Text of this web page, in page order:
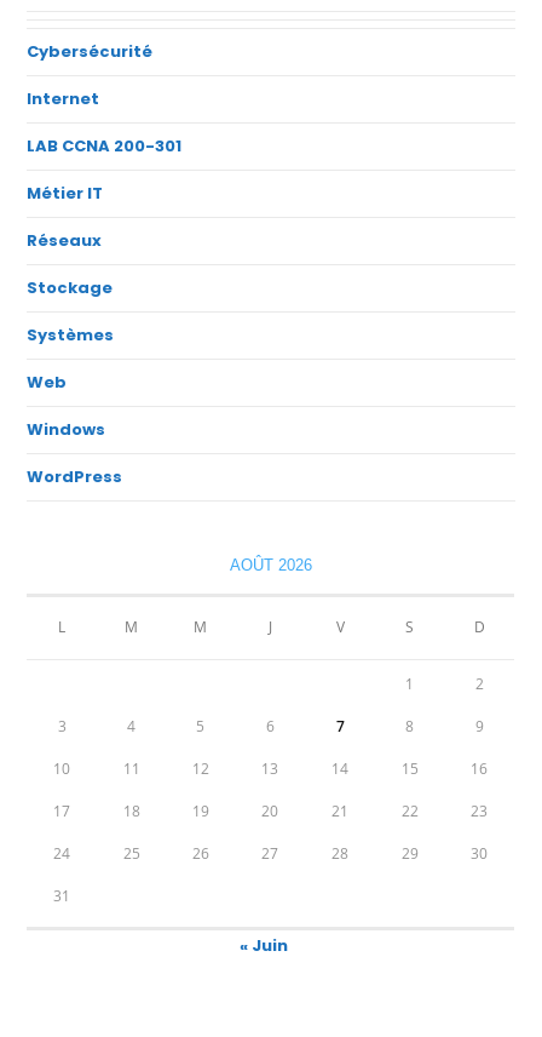
Cybersécurité
Internet
LAB CCNA 200-301
Métier IT
Réseaux
Stockage
Systèmes
Web
Windows
WordPress
AOÛT 2026
L M M J V S D
1 2
3 4 5 6 7 8 9
10 11 12 13 14 15 16
17 18 19 20 21 22 23
24 25 26 27 28 29 30
31
« Juin